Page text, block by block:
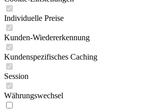
Individuelle Preise
Kunden-Wiedererkennung
Kundenspezifisches Caching
Session
Währungswechsel